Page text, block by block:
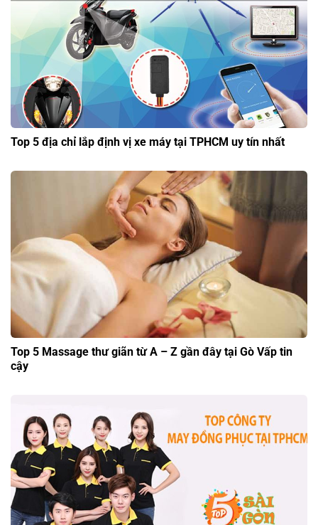
Top 5 địa chỉ lắp định vị xe máy tại TPHCM uy tín nhất
Top 5 Massage thư giãn từ A – Z gần đây tại Gò Vấp tin
cậy